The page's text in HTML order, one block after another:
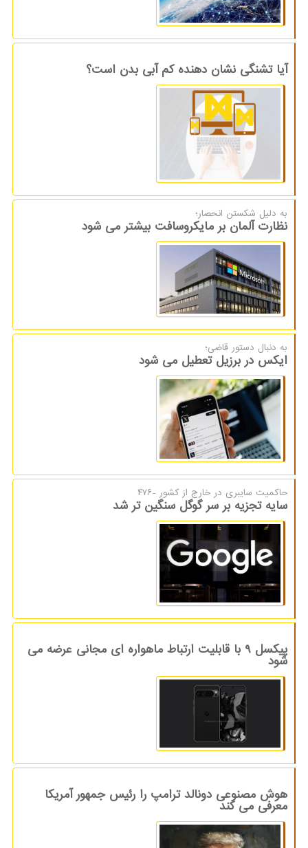
آیا تشنگی نشان دهنده کم آبی بدن است؟
به دلیل شكستن انحصار؛
نظارت آلمان بر مایکروسافت بیشتر می شود
به دنبال دستور قاضی؛
ایکس در برزیل تعطیل می شود
حاكمیت سایبری در خارج از كشور -۴۷۶
سایه تجزیه بر سر گوگل سنگین تر شد
پیکسل ۹ با قابلیت ارتباط ماهواره ای مجانی عرضه می
شود
هوش مصنوعی دونالد ترامپ را رئیس جمهور آمریکا
معرفی می کند